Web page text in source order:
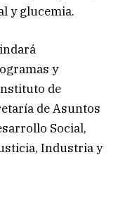
y glucemia.
y
de
de Asuntos
Social,
Industria y